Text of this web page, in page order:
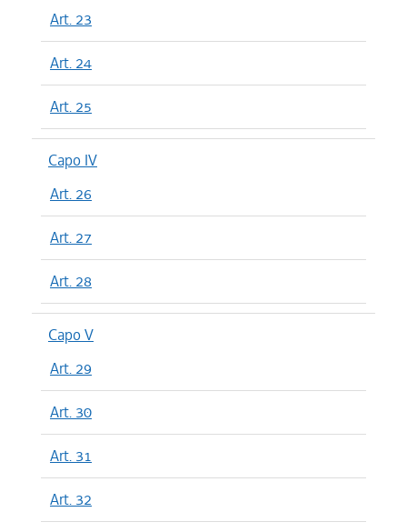
Art. 23
Art. 24
Art. 25
Capo IV
Art. 26
Art. 27
Art. 28
Capo V
Art. 29
Art. 30
Art. 31
Art. 32